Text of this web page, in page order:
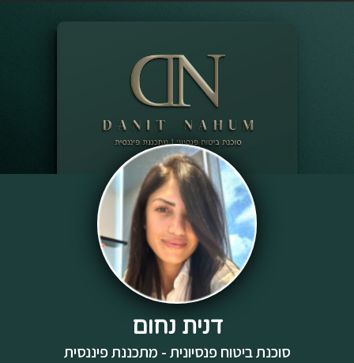
דנית נחום
סוכנת ביטוח פנסיונית - מתכננת פיננסית